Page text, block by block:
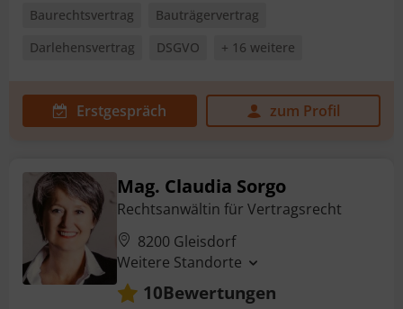
Baurechtsvertrag
Bauträgervertrag
Darlehensvertrag
DSGVO + 16 weitere
Erstgespräch zum Profil
Mag. Claudia Sorgo
Rechtsanwältin für Vertragsrecht
8200 Gleisdorf
Weitere Standorte
10Bewertungen